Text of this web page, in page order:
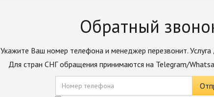
Обратный
Укажите Ваш номер телефона и менеджер перезвонит.
Для стран СНГ обращения принимаются на Telegram/